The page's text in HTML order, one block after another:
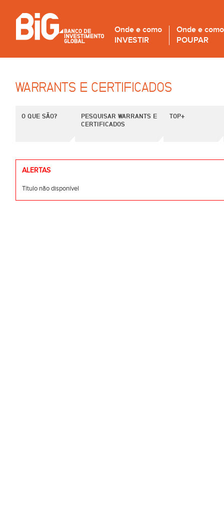
Onde e como
INVESTIR
Onde e como
POUPAR
WARRANTS E CERTIFICADOS
O QUE SÃO?
PESQUISAR WARRANTS E
CERTIFICADOS
TOP+
ALERTAS
Título não disponível